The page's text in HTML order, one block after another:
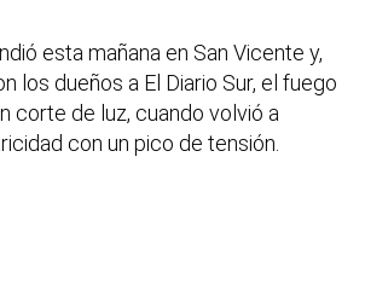
esta mañana en San Vicente y,
los dueños a El Diario Sur, el fuego
corte de luz, cuando volvió a
con un pico de tensión.